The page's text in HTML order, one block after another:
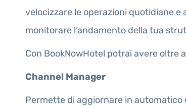
velocizzare le operazioni quotidiane
monitorare l’andamento della tua
Con BookNowHotel potrai avere oltre
Channel Manager
Permette di aggiornare in automatico